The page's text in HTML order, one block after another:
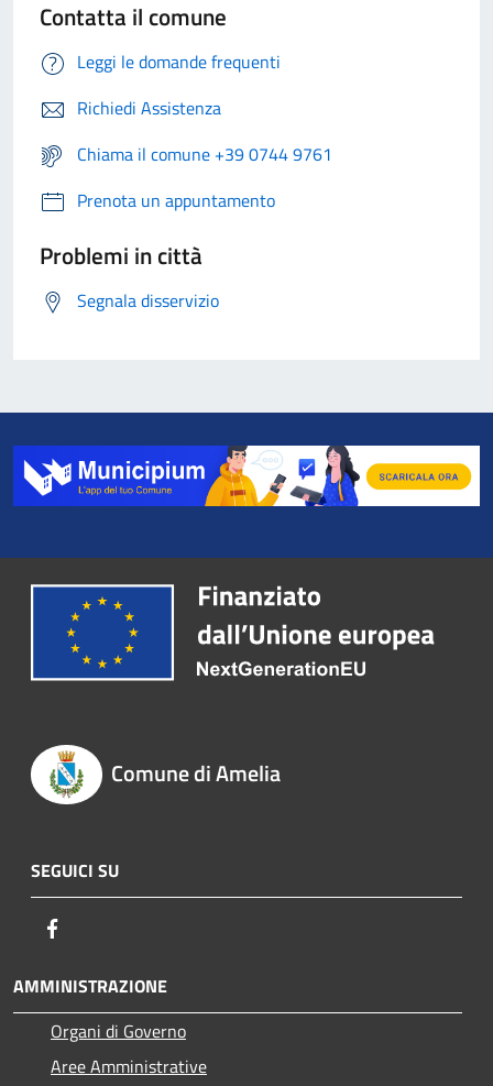
Contatta il comune
Leggi le domande frequenti
Richiedi Assistenza
Chiama il comune +39 0744 9761
Prenota un appuntamento
Problemi in città
Segnala disservizio
Comune di Amelia
SEGUICI SU
AMMINISTRAZIONE
Organi di Governo
Aree Amministrative